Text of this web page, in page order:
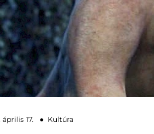
április 17. ● Kultúra